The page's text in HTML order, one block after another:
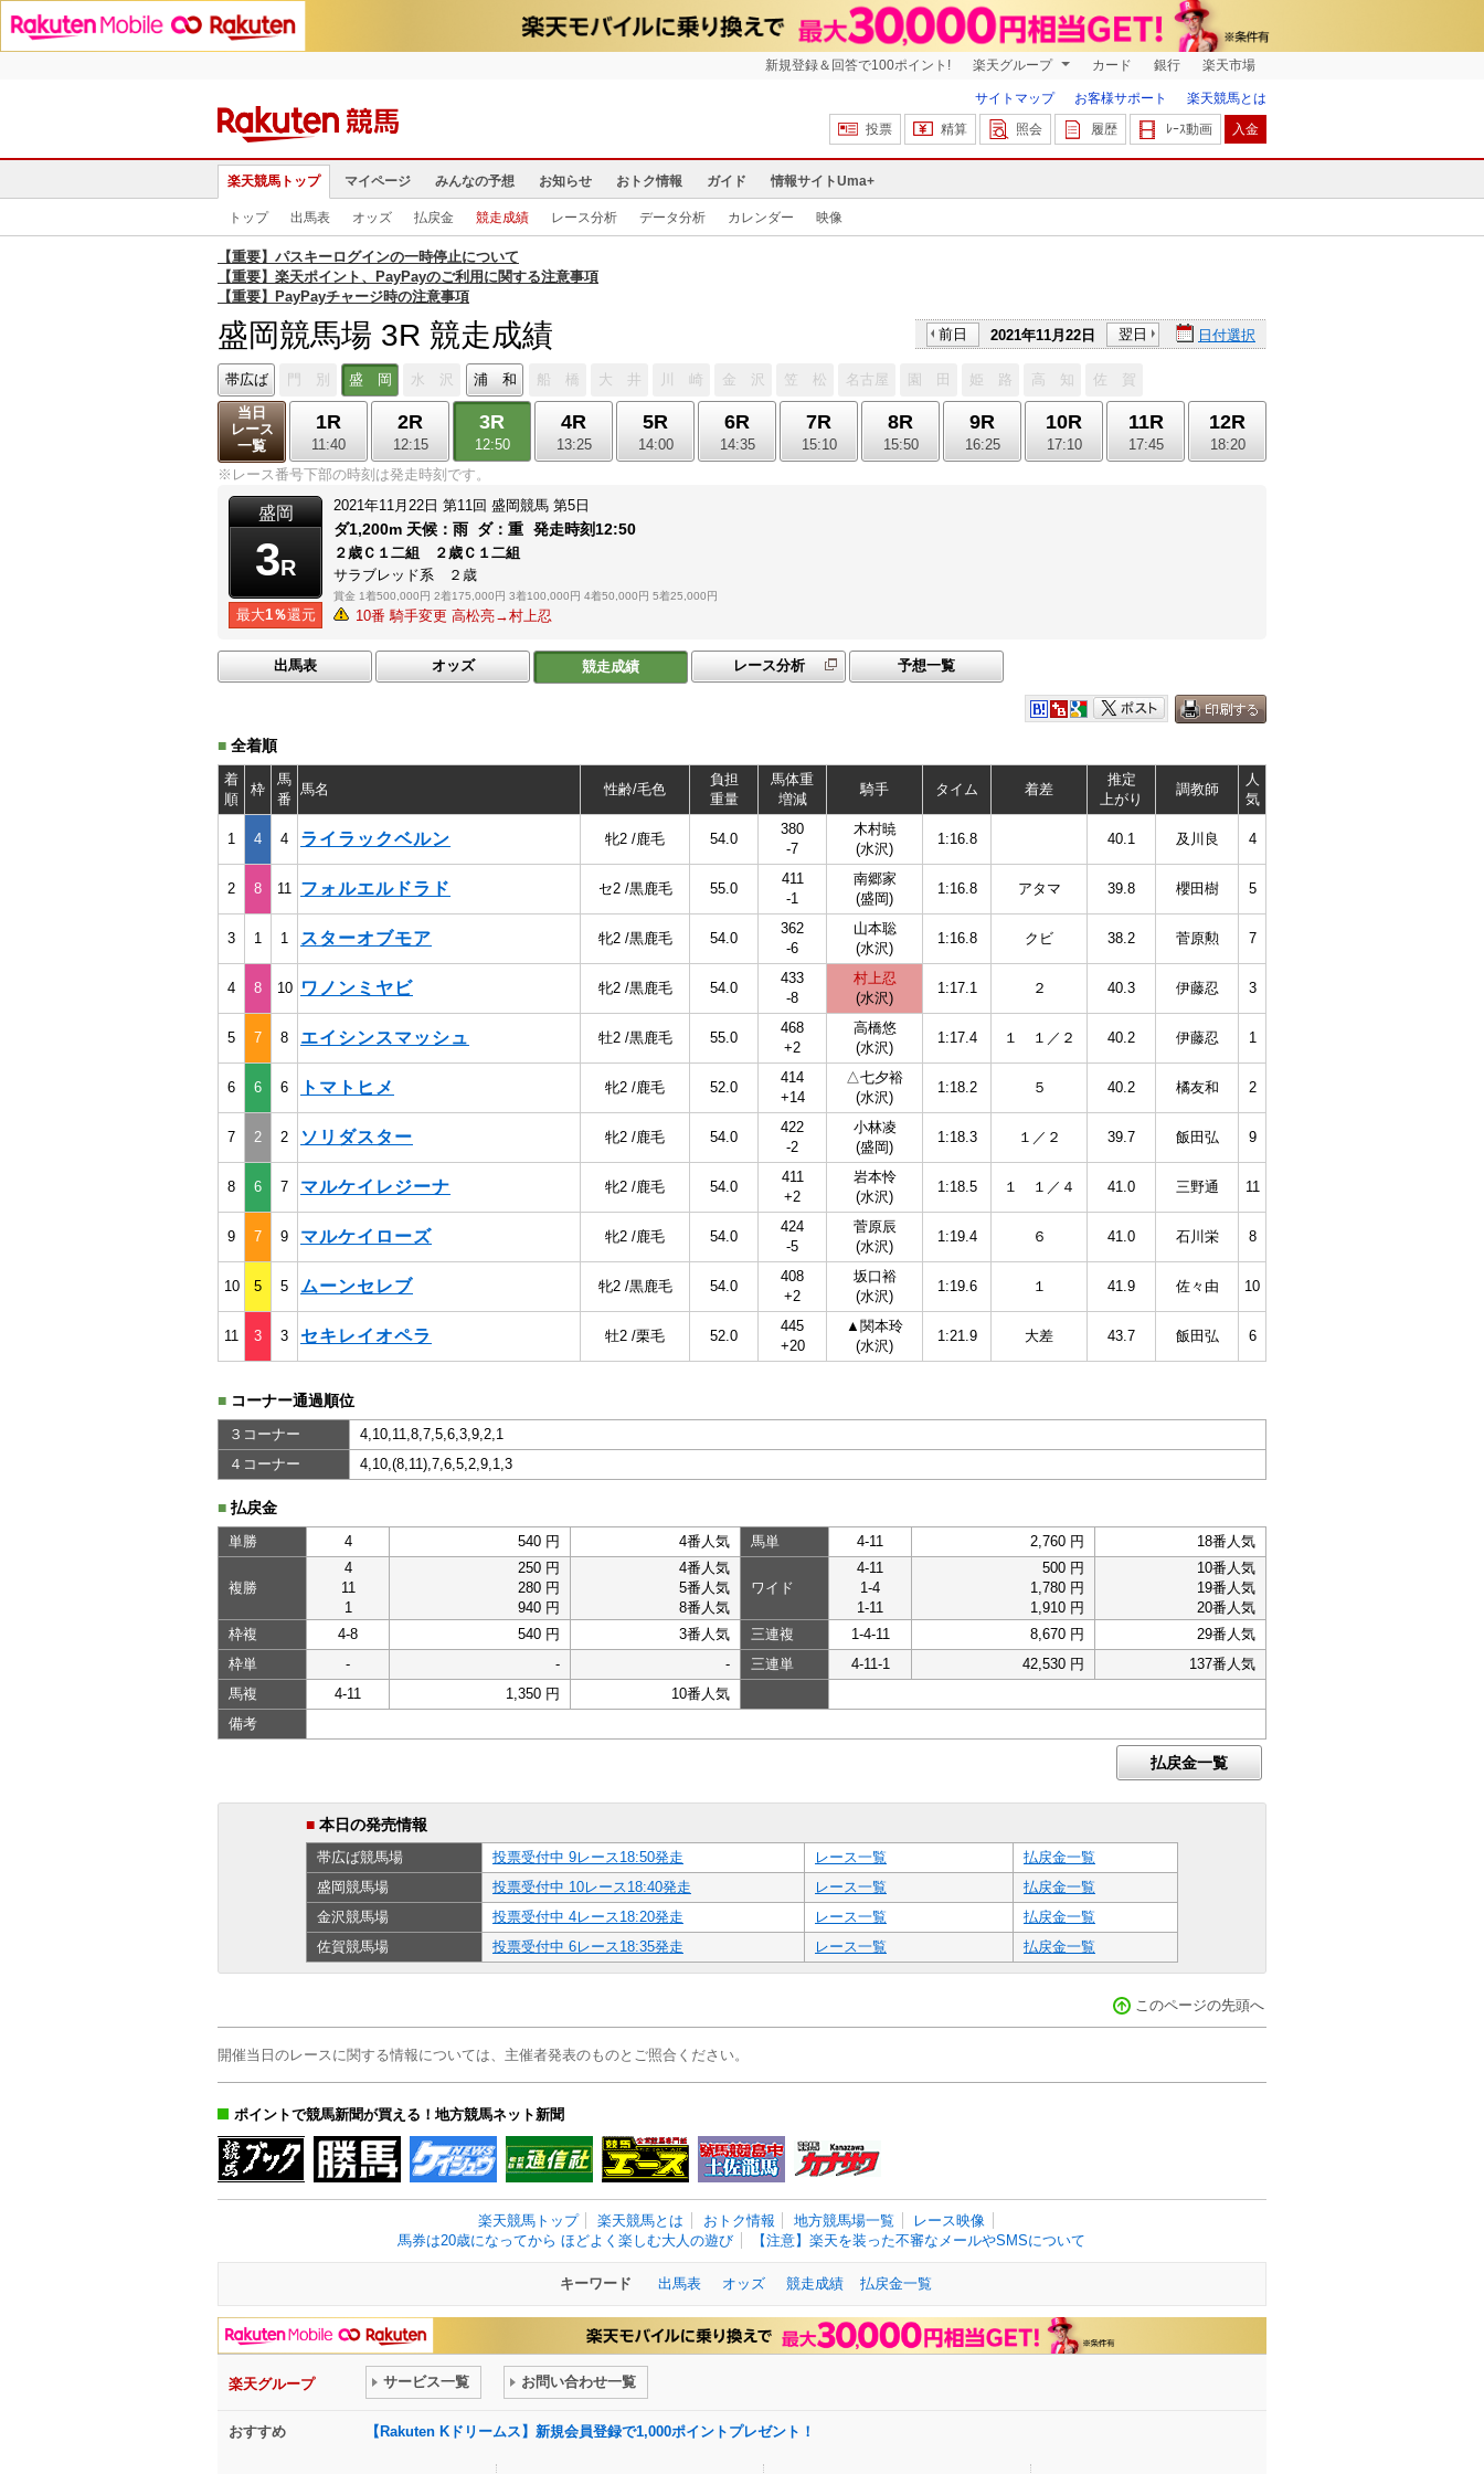
新規登録＆回答で100ポイント! 楽天グループ カード 銀行 楽天市場
サイトマップ お客様サポート
楽天競馬とは
投票
精算 照会 履歴 ﾚｰｽ動画 入金
楽天競馬トップ マイページ みんなの予想 お知らせ おトク情報 ガイド 情報サイトUma+
トップ 出馬表 オッズ 払戻金 競走成績 レース分析 データ分析 カレンダー 映像
【重要】パスキーログインの一時停止について
【重要】楽天ポイント、PayPayのご利用に関する注意事項
【重要】PayPayチャージ時の注意事項
盛岡競馬場 3R 競走成績 前日 2021年11月22日 翌日 日付選択
帯広ば 門 別 盛 岡 水 沢 浦 和 船 橋 大 井 川 崎 金 沢 笠 松 名古屋 園 田 姫 路 高 知
佐 賀
当日
レース
一覧
1R
11:40
2R
12:15
3R
12:50
4R
13:25
5R
14:00
6R
14:35
7R
15:10
8R
15:50
9R
16:25
10R
17:10
11R
17:45
12R
18:20
※レース番号下部の時刻は発走時刻です。
盛岡
3R
最大1％還元
2021年11月22日 第11回 盛岡競馬 第5日
ダ1,200m 天候： 雨 ダ：重 発走時刻12:50
２歳Ｃ１二組 ２歳Ｃ１二組
サラブレッド系 ２歳
賞金 1着500,000円 2着175,000円 3着100,000円 4着50,000円 5着25,000円
10番 騎手変更 高松亮→村上忍
出馬表 オッズ 競走成績 レース分析 予想一覧
■ 全着順
着
順
枠
馬
番
馬名 性齢/毛色
負担
重量
馬体重
増減
騎手 タイム 着差
推定
上がり
調教師
人
気
1 4 4 ライラックベルン 牝2 /鹿毛 54.0
380
-7
木村暁
(水沢)
1:16.8 40.1 及川良 4
2 8 11 フォルエルドラド セ2 /黒鹿毛 55.0
411
-1
南郷家
(盛岡)
1:16.8 アタマ 39.8 櫻田樹 5
3 1 1 スターオブモア 牝2 /黒鹿毛 54.0
362
-6
山本聡
(水沢)
1:16.8 クビ 38.2 菅原勲 7
4 8 10 ワノンミヤビ 牝2 /黒鹿毛 54.0
433
-8
村上忍
(水沢)
1:17.1 ２ 40.3 伊藤忍 3
5 7 8 エイシンスマッシュ 牡2 /黒鹿毛 55.0
468
+2
高橋悠
(水沢)
1:17.4 １ １／２ 40.2 伊藤忍 1
6 6 6 トマトヒメ 牝2 /鹿毛 52.0
414
+14
△七夕裕
(水沢)
1:18.2 ５ 40.2 橘友和 2
7 2 2 ソリダスター 牝2 /鹿毛 54.0
422
-2
小林凌
(盛岡)
1:18.3 １／２ 39.7 飯田弘 9
8 6 7 マルケイレジーナ 牝2 /鹿毛 54.0
411
+2
岩本怜
(水沢)
1:18.5 １ １／４ 41.0 三野通 11
9 7 9 マルケイローズ 牝2 /鹿毛 54.0
424
-5
菅原辰
(水沢)
1:19.4 ６ 41.0 石川栄 8
10 5 5 ムーンセレブ 牝2 /黒鹿毛 54.0
408
+2
坂口裕
(水沢)
1:19.6 １ 41.9 佐々由 10
11 3 3 セキレイオペラ 牡2 /栗毛 52.0
445
+20
▲関本玲
(水沢)
1:21.9 大差 43.7 飯田弘 6
■ コーナー通過順位
３コーナー
4,10,11,8,7,5,6,3,9,2,1
４コーナー
4,10,(8,11),7,6,5,2,9,1,3
■ 払戻金
単勝 4 540 円 4番人気 馬単 4-11 2,760 円 18番人気
複勝
4
11
1
250 円
280 円
940 円
4番人気
5番人気
8番人気
ワイド
4-11
1-4
1-11
500 円
1,780 円
1,910 円
10番人気
19番人気
20番人気
枠複
4-8 540 円 3番人気 三連複 1-4-11 8,670 円
29番人気
枠単
- - - 三連単 4-11-1 42,530 円
137番人気
馬複
4-11 1,350 円
10番人気
備考
払戻金一覧
■ 本日の発売情報
帯広ば競馬場 投票受付中 9レース18:50発走 レース一覧
払戻金一覧
盛岡競馬場 投票受付中 10レース18:40発走 レース一覧
払戻金一覧
金沢競馬場 投票受付中 4レース18:20発走 レース一覧
払戻金一覧
佐賀競馬場 投票受付中 6レース18:35発走 レース一覧 払戻金一覧
このページの先頭へ
開催当日のレースに関する情報については、主催者発表のものとご照合ください。
ポイントで競馬新聞が買える！地方競馬ネット新聞
楽天競馬トップ 楽天競馬とは おトク情報 地方競馬場一覧
レース映像
馬券は20歳になってから ほどよく楽しむ大人の遊び
【注意】楽天を装った不審なメールやSMSについて
キーワード 出馬表 オッズ 競走成績 払戻金一覧
楽天グループ サービス一覧 お問い合わせ一覧
おすすめ 【Rakuten Kドリームス】新規会員登録で1,000ポイントプレゼント！